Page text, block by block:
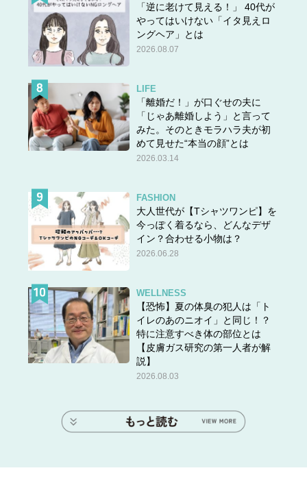
「逆に老けて見える！」 40代が
やってはいけない「イタ見えロ
ングヘア」とは
2026.08.07
LIFE
「離婚だ！」が口ぐせの夫に
「じゃあ離婚しよう」と言って
みた。そのときモラハラ夫が初
めて見せた“本当の顔”とは
2026.03.14
FASHION
大人世代が【Tシャツワンピ】を
今っぽく着るなら、どんなデザ
イン？合わせる小物は？
2026.06.28
WELLNESS
【恐怖】夏の体臭の犯人は「ト
イレのあのニオイ」と同じ！？
特に注意すべき体の部位とは
【皮膚ガス研究の第一人者が解
説】
2026.08.03